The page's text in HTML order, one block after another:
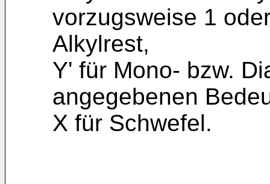
vorzugsweise 1
Alkylrest,
Y' für Mono- bzw.
angegebenen
X für Schwefel.